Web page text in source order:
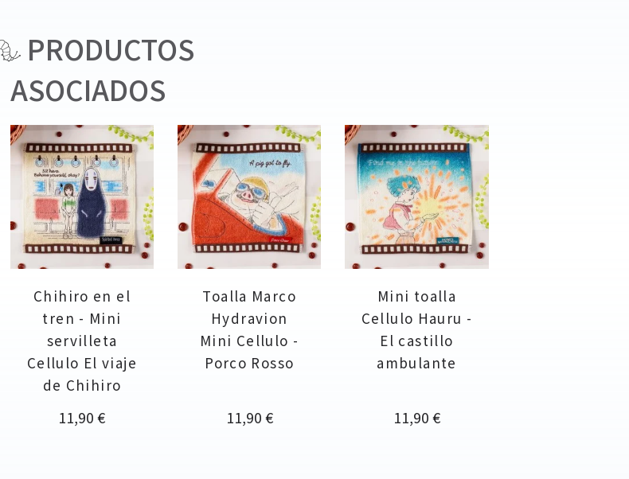
PRODUCTOS
ASOCIADOS
Chihiro en el
tren - Mini
servilleta
Cellulo El viaje
de Chihiro
Precio
11,90 €
Toalla Marco
Hydravion
Mini Cellulo -
Porco Rosso
Precio
11,90 €
Mini toalla
Cellulo Hauru -
El castillo
ambulante
Precio
11,90 €